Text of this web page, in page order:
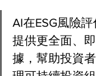
AI在ESG風險
提供更全面、
據，幫助投資